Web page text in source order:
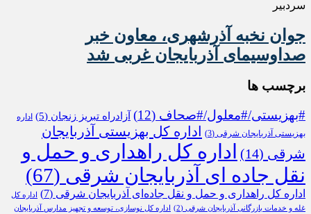
سردبیر
جوان نخبه آذرشهری، معاون خبر
صداوسیمای آذربایجان غربی شد
برچسب ها
#بهزیستی/#معلول/#صحاف (12) آزادراه تبریز زنجان (5)
اداره
بهزیستی آذربایجان شرقی (3)
اداره کل بهزیستی آذربایجان
شرقی (14)
اداره کل راهداری و حمل و
نقل جاده ای آذربایجان شرقی (67)
اداره کل راهداری و حمل و نقل جاده‌ای آذربایجان شرقی (7)
اداره کل
غله و خدمات بازرگانی آذربایجان شرقی (2)
اداره کل نوسازی، توسعه و تجهیز مدارس آذربایجان